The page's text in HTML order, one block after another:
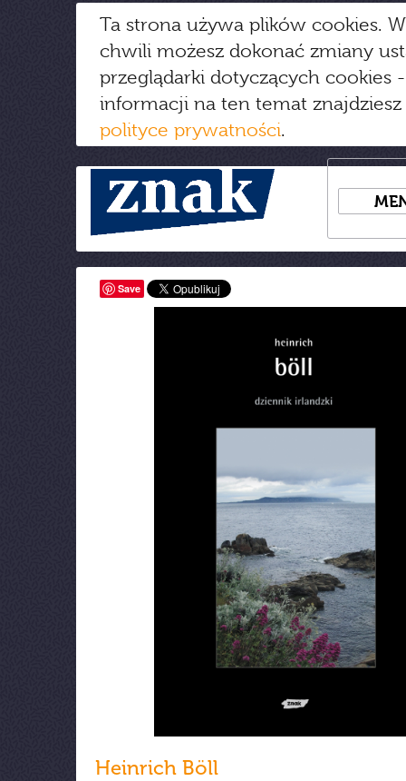
Ta strona używa plików cookies.
chwili możesz dokonać zmiany
przeglądarki dotyczących cookies
informacji na ten temat
polityce prywatności.
Save
Heinrich Böll